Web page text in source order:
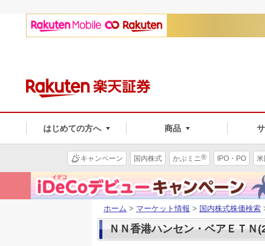
はじめての方へ 商品
キャンペーン 国内株式 かぶミニ® IPO・PO
ホーム > マーケット情報 > 国内株式株価検索
ＮＮ香港ハンセン・ベアＥＴＮ